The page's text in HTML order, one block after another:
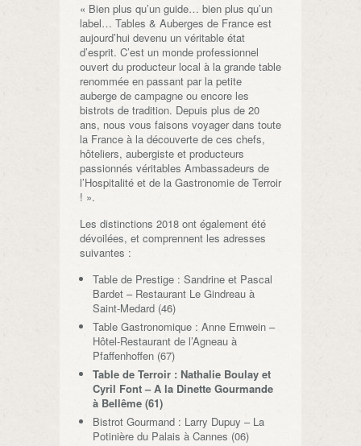
« Bien plus qu’un guide… bien plus qu’un
label… Tables & Auberges de France est
aujourd’hui devenu un véritable état
d’esprit. C’est un monde professionnel
ouvert du producteur local à la grande table
renommée en passant par la petite
auberge de campagne ou encore les
bistrots de tradition. Depuis plus de 20
ans, nous vous faisons voyager dans toute
la France à la découverte de ces chefs,
hôteliers, aubergiste et producteurs
passionnés véritables Ambassadeurs de
l’Hospitalité et de la Gastronomie de Terroir
! ».
Les distinctions 2018 ont également été
dévoilées, et comprennent les adresses
suivantes :
Table de Prestige : Sandrine et Pascal
Bardet – Restaurant Le Gindreau à
Saint-Medard (46)
Table Gastronomique : Anne Ernwein –
Hôtel-Restaurant de l’Agneau à
Pfaffenhoffen (67)
Table de Terroir : Nathalie Boulay et
Cyril Font – A la Dinette Gourmande
à Bellême (61)
Bistrot Gourmand : Larry Dupuy – La
Potinière du Palais à Cannes (06)